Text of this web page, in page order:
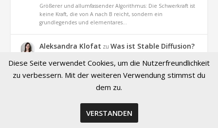
Größerer und allumfassender Algorithmus: Die Schwerkraft ist
keine Kraft, die von A nach B reicht, sondern ein
grundlegendes und elementares…
Aleksandra Klofat zuWas ist Stable Diffusion?
November 9, 2022
Hallo, ja. es geht um dieses Projekt (optiizedSD=Projekt von
© 2026 Created by Aleksandra Klofat
Diese Seite verwendet Cookies, um die Nutzerfreundlichkeit
zu verbessern. Mit der weiteren Verwendung stimmst du
dem zu.
VERSTANDEN